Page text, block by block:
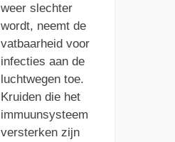
weer slechter
wordt, neemt de
vatbaarheid voor
infecties aan de
luchtwegen toe.
Kruiden die het
immuunsysteem
versterken zijn